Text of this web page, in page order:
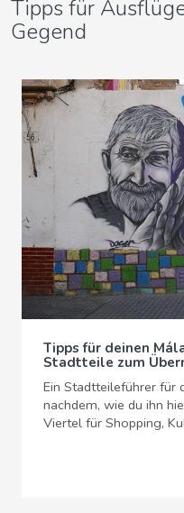
Tipps für
Gegend
Tipps für deinen
Stadtteile zum
Ein Stadtteileführer für
nachdem, wie du ihn
Viertel für Shopping,